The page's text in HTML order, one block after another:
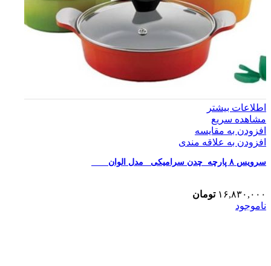
اطلاعات بیشتر
مشاهده سریع
افزودن به مقایسه
افزودن به علاقه مندی
سرویس ۸ پارچه چدن سرامیکی مدل الوان
۱۶,۸۳۰,۰۰۰ تومان
ناموجود